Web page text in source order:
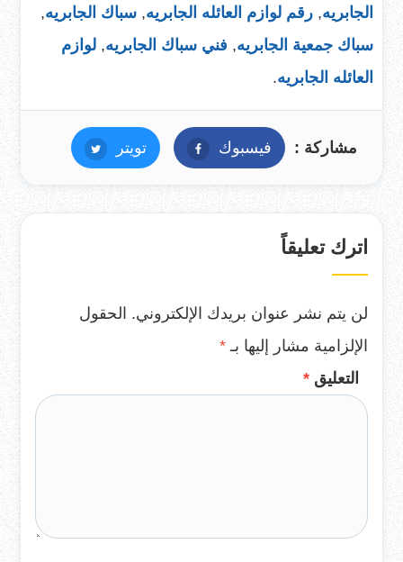
الجابريه, رقم لوازم العائله الجابريه, سباك الجابريه,
سباك جمعية الجابريه, فني سباك الجابريه, لوازم
العائله الجابريه.
مشاركة : فيسبوك فيسبوكتويتر تويتر
اترك تعليقاً
لن يتم نشر عنوان بريدك الإلكتروني. الحقول
الإلزامية مشار إليها بـ *
التعليق *